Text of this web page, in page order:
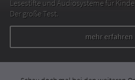
Lesestifte und Audiosysteme für
Der große Test.
mehr erfahren